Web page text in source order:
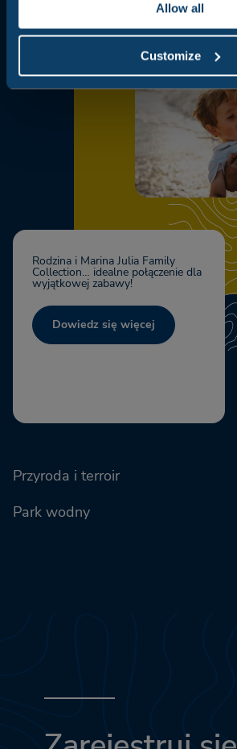
Allow all
Customize
Rodzina i Marina Julia Family
Collection… idealne połączenie dla
wyjątkowej zabawy!
Dowiedz się więcej
Przyroda i terroir
Park wodny